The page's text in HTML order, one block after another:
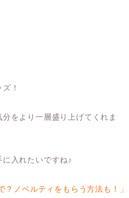
！
をより一層盛り上げてくれま
入れたいですね♪
ノベルティをもらう方法も！」